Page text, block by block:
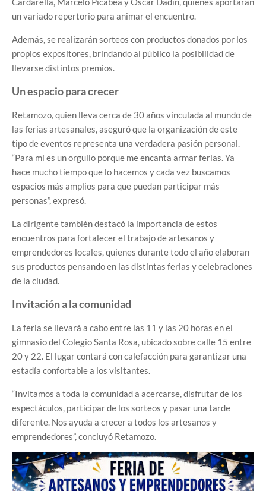
un variado repertorio para animar el encuentro.
Además, se realizarán sorteos con productos donados por los
propios expositores, brindando al público la posibilidad de
llevarse distintos premios.
Un espacio para crecer
Retamozo, quien lleva cerca de 30 años vinculada al mundo de
las ferias artesanales, aseguró que la organización de este
tipo de eventos representa una verdadera pasión personal.
“Para mí es un orgullo porque me encanta armar ferias. Ya
hace mucho tiempo que lo hacemos y cada vez buscamos
espacios más amplios para que puedan participar más
personas”, expresó.
La dirigente también destacó la importancia de estos
encuentros para fortalecer el trabajo de artesanos y
emprendedores locales, quienes durante todo el año elaboran
sus productos pensando en las distintas ferias y celebraciones
de la ciudad.
Invitación a la comunidad
La feria se llevará a cabo entre las 11 y las 20 horas en el
gimnasio del Colegio Santa Rosa, ubicado sobre calle 15 entre
20 y 22. El lugar contará con calefacción para garantizar una
estadía confortable a los visitantes.
“Invitamos a toda la comunidad a acercarse, disfrutar de los
espectáculos, participar de los sorteos y pasar una tarde
diferente. Nos ayuda a crecer a todos los artesanos y
emprendedores”, concluyó Retamozo.